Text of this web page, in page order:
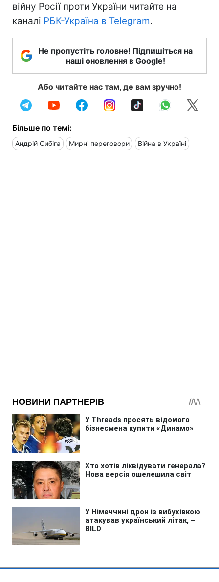
війну Росії проти України читайте на
каналі РБК-Україна в Telegram.
Не пропустіть головне! Підпишіться на
наші оновлення в Google!
Або читайте нас там, де вам зручно!
Більше по темі:
Андрій Сибіга Мирні переговори Війна в Україні